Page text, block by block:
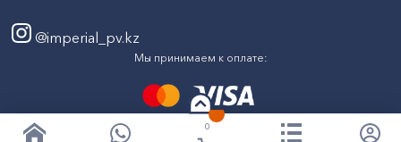
0
@imperial_pv.kz
Мы принимаем к оплате:
Все права защищены © ТД "Империал" 2020- 2026